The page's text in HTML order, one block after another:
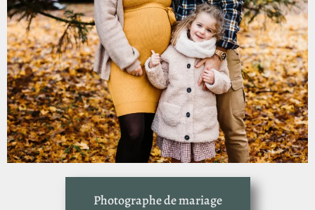
Photographe de mariage